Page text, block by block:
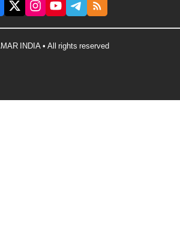
INDIA • All rights reserved